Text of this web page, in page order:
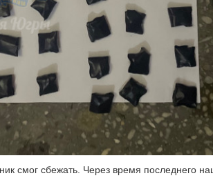
смог сбежать. Через время последнего